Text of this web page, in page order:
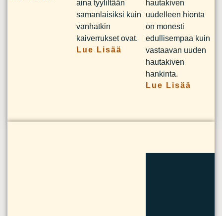
aina tyyliltään
samanlaisiksi kuin
vanhatkin
kaiverrukset ovat.
Lue Lisää
hautakiven
uudelleen hionta
on monesti
edullisempaa kuin
vastaavan uuden
hautakiven
hankinta.
Lue Lisää